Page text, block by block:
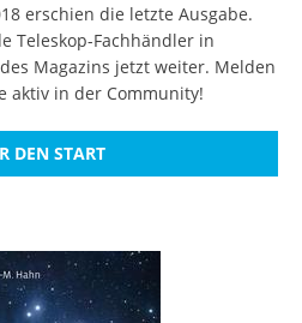
erschien die letzte Ausgabe.
Teleskop-Fachhändler in
Magazins jetzt weiter. Melden
aktiv in der Community!
DEN START